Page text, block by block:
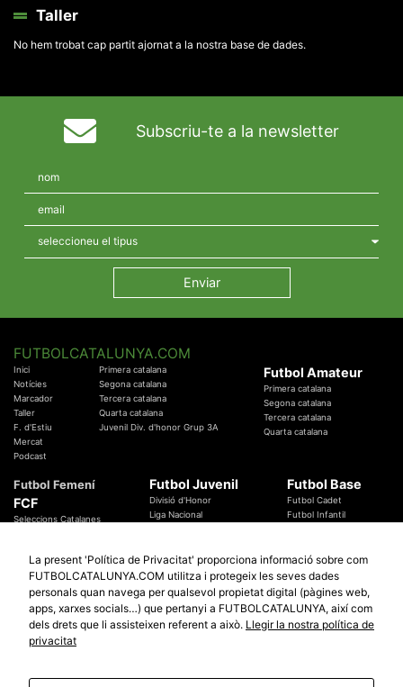
Taller
No hem trobat cap partit ajornat a la nostra base de dades.
Subscriu-te a la newsletter
FUTBOLCATALUNYA.COM
Inici
Notícies
Marcador
Taller
F. d'Estiu
Mercat
Podcast
Primera catalana
Segona catalana
Tercera catalana
Quarta catalana
Juvenil Div. d'honor Grup 3A
Futbol Amateur
Primera catalana
Segona catalana
Tercera catalana
Quarta catalana
Futbol Femení
FCF
Seleccions Catalanes
Temes Federatius
Futbol Juvenil
Divisió d'Honor
Liga Nacional
Futbol Base
Futbol Cadet
Futbol Infantil
Futbol Catalunya
Promocions
Sortejos
Participació
Especials
Copa Catalunya Absoluta 2019
Copa del Rei 2019 - 2020
La present 'Política de Privacitat' proporciona informació sobre com
FUTBOLCATALUNYA.COM utilitza i protegeix les seves dades
personals quan navega per qualsevol propietat digital (pàgines web,
apps, xarxes socials…) que pertanyi a FUTBOLCATALUNYA, així com
dels drets que li assisteixen referent a això. Llegir la nostra política de
privacitat